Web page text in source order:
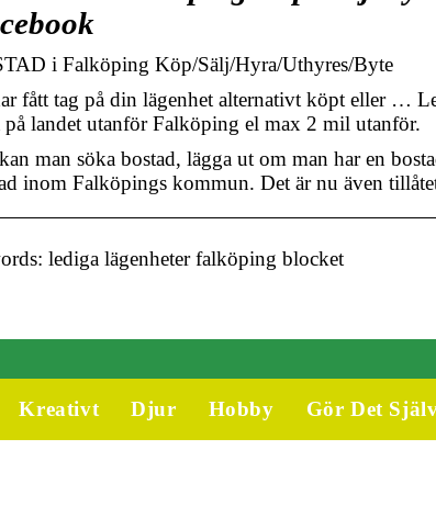
i Falköping Köp/Sälj/Hyra/Uthyres/Byte
fått tag på din lägenhet alternativt köpt eller …
på landet utanför Falköping el max 2 mil utanför.
man söka bostad, lägga ut om man har en
inom Falköpings kommun. Det är nu även
lediga lägenheter falköping blocket
Kreativt Djur Hobby Gör Det